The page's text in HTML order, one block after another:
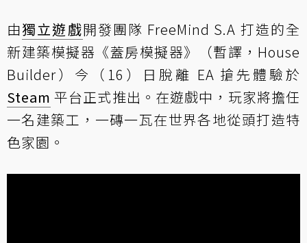
由獨立遊戲開發團隊 FreeMind S.A 打造的全
新建築模擬器《蓋房模擬器》（暫譯，House
Builder）今（16）日脫離 EA 搶先體驗於
Steam 平台正式推出。在遊戲中，玩家將擔任
一名建築工，一磚一瓦在世界各地從頭打造特
色家園。